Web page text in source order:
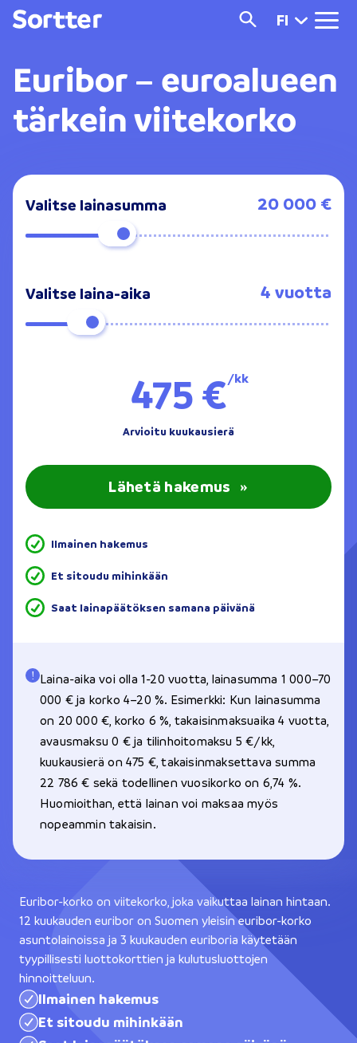
FI
Euribor – euroalueen
tärkein viitekorko
Valitse lainasumma 20 000 €
Valitse laina-aika 4 vuotta
475 €/kk
Arvioitu kuukausierä
Lähetä hakemus »
Ilmainen hakemus
Et sitoudu mihinkään
Saat lainapäätöksen samana päivänä
Laina-aika voi olla 1-20 vuotta, lainasumma 1 000–70
000 € ja korko 4–20 %. Esimerkki: Kun lainasumma
on 20 000 €, korko 6 %, takaisinmaksuaika 4 vuotta,
avausmaksu 0 € ja tilinhoitomaksu 5 €/kk,
kuukausierä on 475 €, takaisinmaksettava summa
22 786 € sekä todellinen vuosikorko on 6,74 %.
Huomioithan, että lainan voi maksaa myös
nopeammin takaisin.
Euribor-korko on viitekorko, joka vaikuttaa lainan hintaan.
12 kuukauden euribor on Suomen yleisin euribor-korko
asuntolainoissa ja 3 kuukauden euriboria käytetään
tyypillisesti luottokorttien ja kulutusluottojen
hinnoitteluun.
Ilmainen hakemus
Et sitoudu mihinkään